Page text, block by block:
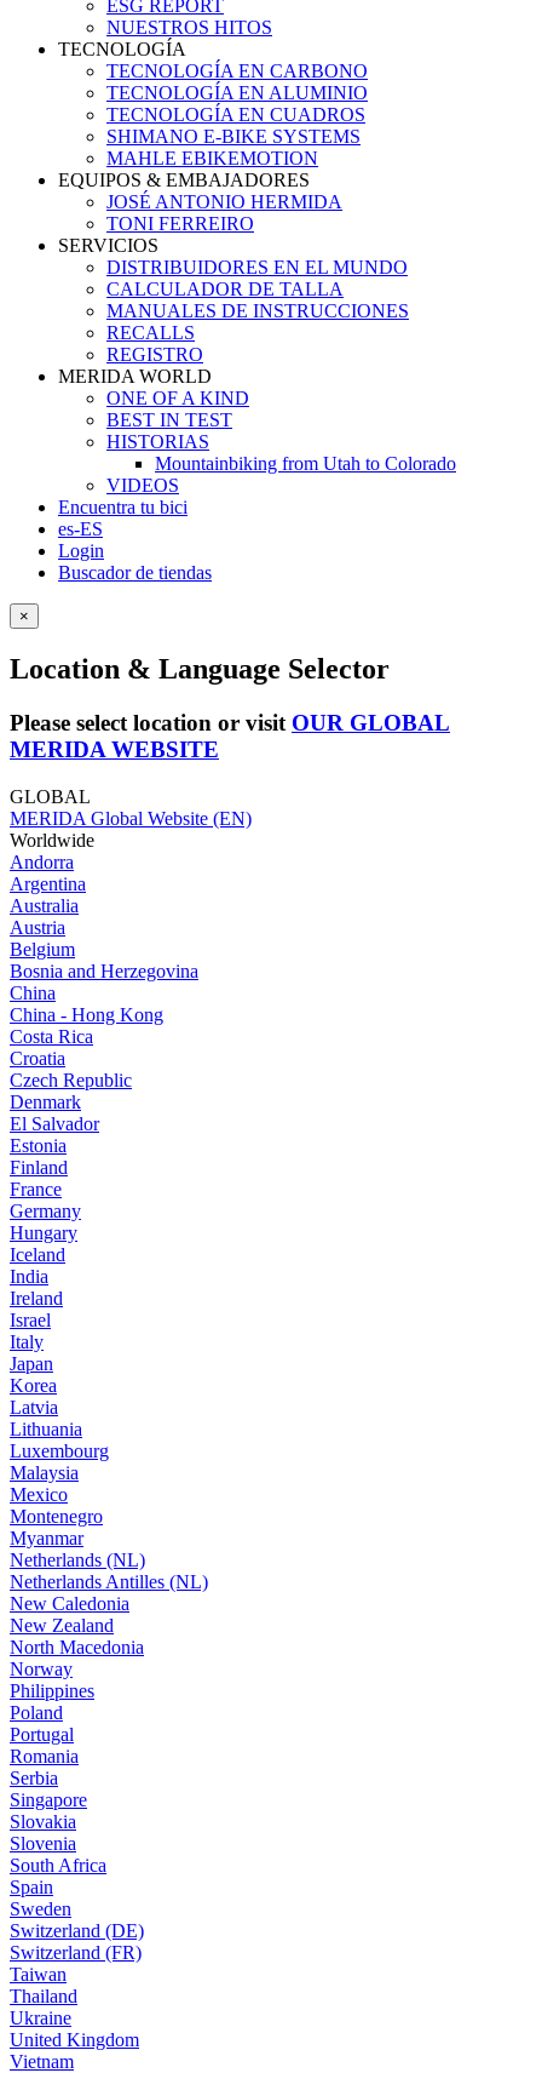
ESG REPORT
NUESTROS HITOS
TECNOLOGÍA
TECNOLOGÍA EN CARBONO
TECNOLOGÍA EN ALUMINIO
TECNOLOGÍA EN CUADROS
SHIMANO E-BIKE SYSTEMS
MAHLE EBIKEMOTION
EQUIPOS & EMBAJADORES
JOSÉ ANTONIO HERMIDA
TONI FERREIRO
SERVICIOS
DISTRIBUIDORES EN EL MUNDO
CALCULADOR DE TALLA
MANUALES DE INSTRUCCIONES
RECALLS
REGISTRO
MERIDA WORLD
ONE OF A KIND
BEST IN TEST
HISTORIAS
Mountainbiking from Utah to Colorado
VIDEOS
Encuentra tu bici
es-ES
Login
Buscador de tiendas
×
Location & Language Selector
Please select location or visit OUR GLOBAL
MERIDA WEBSITE
GLOBAL
MERIDA Global Website (EN)
Worldwide
Andorra
Argentina
Australia
Austria
Belgium
Bosnia and Herzegovina
China
China - Hong Kong
Costa Rica
Croatia
Czech Republic
Denmark
El Salvador
Estonia
Finland
France
Germany
Hungary
Iceland
India
Ireland
Israel
Italy
Japan
Korea
Latvia
Lithuania
Luxembourg
Malaysia
Mexico
Montenegro
Myanmar
Netherlands (NL)
Netherlands Antilles (NL)
New Caledonia
New Zealand
North Macedonia
Norway
Philippines
Poland
Portugal
Romania
Serbia
Singapore
Slovakia
Slovenia
South Africa
Spain
Sweden
Switzerland (DE)
Switzerland (FR)
Taiwan
Thailand
Ukraine
United Kingdom
Vietnam